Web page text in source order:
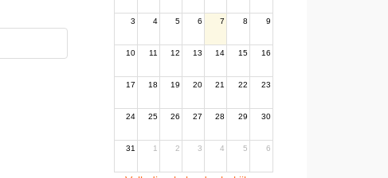
3 4 5 6 7 8 9
10 11 12 13 14 15 16
17 18 19 20 21 22 23
24 25 26 27 28 29 30
31 1 2 3 4 5 6